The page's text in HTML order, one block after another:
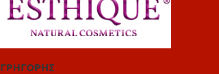
ΓΡΗΓΟΡΗΣ